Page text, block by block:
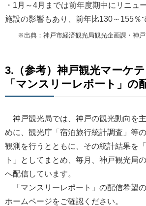
・1月～4月までは前年度期中にリニュ
施設の影響もあり、前年比130～155％
※出典：神戸市経済観光局観光企画課・神戸
3.（参考）神戸観光マーケ
「マンスリーレポート」の
神戸観光局では、神戸の観光動向を
めに、観光庁「宿泊旅行統計調査」等
観測を行うとともに、その統計結果を
ト」としてまとめ、毎月、神戸観光局
へ配信しています。
「マンスリーレポート」の配信希望
ホームページをご確認ください。